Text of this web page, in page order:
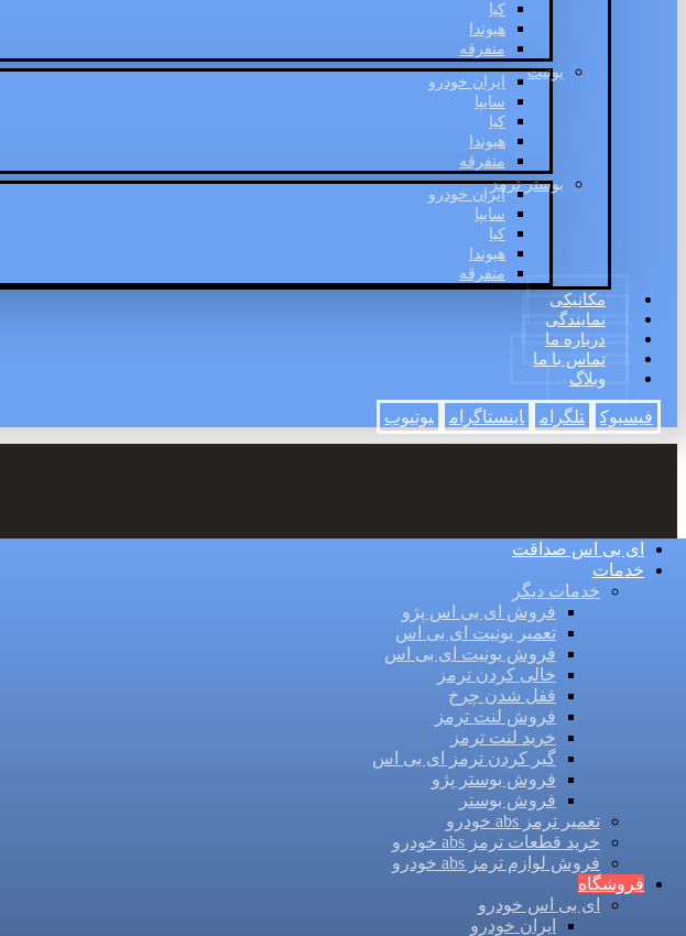
کیا
هیوندا
متفرقه
یونیت
ایران خودرو
سایپا
کیا
هیوندا
متفرقه
بوستر ترمز
ایران خودرو
سایپا
کیا
هیوندا
متفرقه
مکانیکی
نمایندگی
درباره ما
تماس با ما
وبلاگ
فیسبوک تلگرام اینستاگرام یوتیوب
ای بی اس صداقت
خدمات
خدمات دیگر
فروش ای بی اس پژو
تعمیر یونیت ای بی اس
فروش یونیت ای بی اس
خالی کردن ترمز
قفل شدن چرخ
فروش لنت ترمز
خرید لنت ترمز
گیر کردن ترمز ای بی اس
فروش بوستر پژو
فروش بوستر
تعمیر ترمز abs خودرو
خرید قطعات ترمز abs خودرو
فروش لوازم ترمز abs خودرو
فروشگاه
ای بی اس خودرو
ایران خودرو